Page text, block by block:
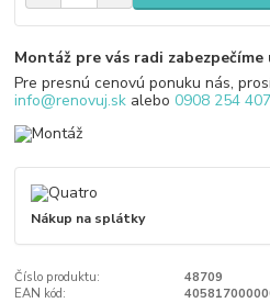
Montáž pre vás radi zabezpečíme
Pre presnú cenovú ponuku nás,
info@renovuj.sk alebo 0908 254 407
Nákup na splátky
Číslo produktu:
48709
EAN kód: